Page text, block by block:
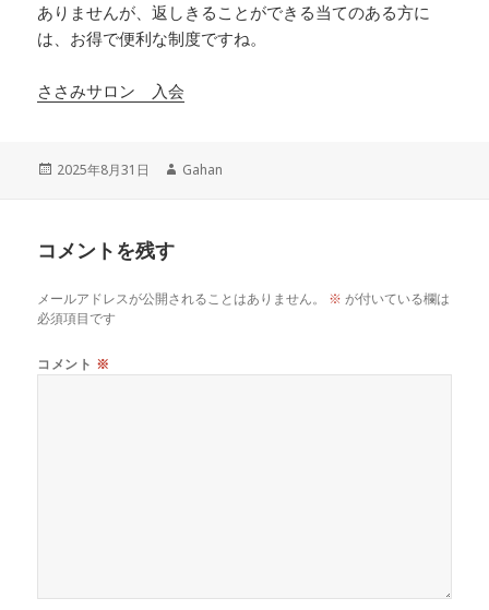
ありませんが、返しきることができる当てのある方に
は、お得で便利な制度ですね。
ささみサロン 入会
投
2025年8月31日
作
Gahan
コメントを残す
メールアドレスが公開されることはありません。 ※ が付いている欄は
必須項目です
コメント ※